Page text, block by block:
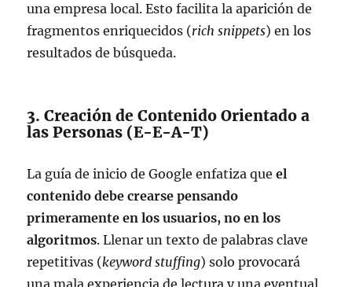
una empresa local. Esto facilita la aparición de
fragmentos enriquecidos (rich snippets) en los
resultados de búsqueda.
3. Creación de Contenido Orientado a
las Personas (E-E-A-T)
La guía de inicio de Google enfatiza queel
contenido debe crearse pensando
primeramente en los usuarios, no en los
algoritmos. Llenar un texto de palabras clave
repetitivas (keyword stuffing) solo provocará
una mala experiencia de lectura y una eventual